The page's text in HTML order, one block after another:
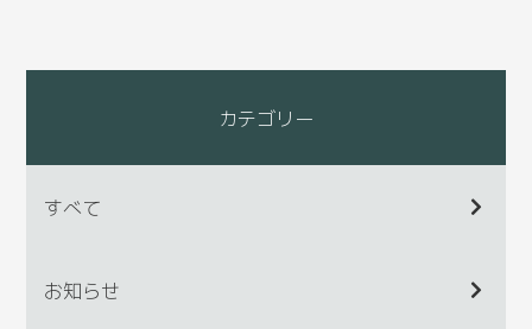
カテゴリー
すべて
お知らせ